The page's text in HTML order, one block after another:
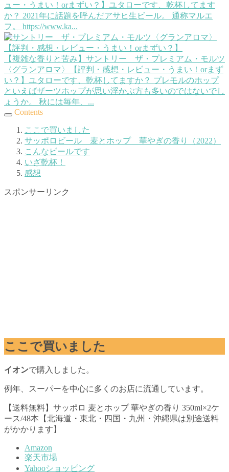
ュー・うまい！orまずい？】 ユタローです、乾杯してます
か？ 2021年に話題を呼んだアサヒ生ビール。 通称マルエ
フ。 https://www.ka...
【複雑な香りと苦み】サントリー ザ・プレミアム・モルツ
〈グランアロマ〉【評判・感想・レビュー・うまい！orまず
い？】 ユタローです、乾杯してますか？ プレモルのホップ
といえばザーツホップが思い浮かぶ方も多いのではないでし
ょうか。 秋には毎年、...
Contents
ここで買いました
サッポロビール 麦とホップ 華やぎの香り（2022）
こんなビールです
いざ乾杯！
感想
スポンサーリンク
ここで買いました
イオンで購入しました。
例年、スーパーを中心に多くのお店に流通しています。
【送料無料】サッポロ 麦とホップ 華やぎの香り 350ml×2ケ
ース/48本【北海道・東北・四国・九州・沖縄県は別途送料
がかかります】
Amazon
楽天市場
Yahooショッピング